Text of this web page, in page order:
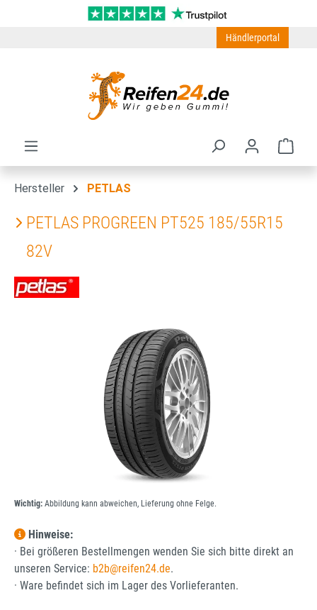
Zum Hauptinhalt springen
Händlerportal
Hersteller PETLAS
PETLAS PROGREEN PT525 185/55R15
82V
Bildergalerie überspringen
Wichtig: Abbildung kann abweichen, Lieferung ohne Felge.
Hinweise:
· Bei größeren Bestellmengen wenden Sie sich bitte direkt an
unseren Service: b2b@reifen24.de.
· Ware befindet sich im Lager des Vorlieferanten.